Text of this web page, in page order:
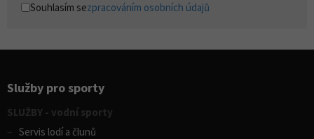
Souhlasím sezpracováním osobních údajů
Služby pro sporty
SLUŽBY - vodní sporty
Servis lodí a člunů